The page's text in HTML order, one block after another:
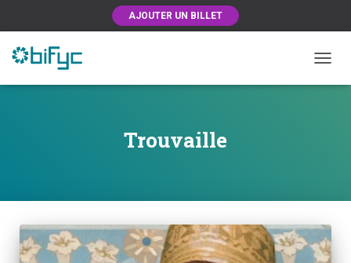
AJOUTER UN BILLET
Trouvaille